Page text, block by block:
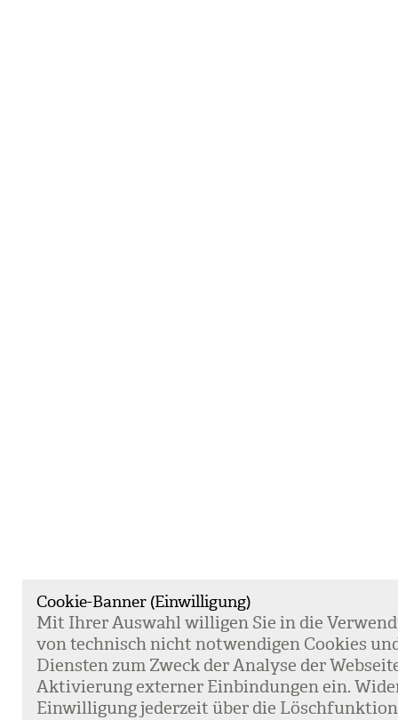
Cookie-Banner (Einwilligung)
Mit Ihrer Aus­wahl wil­li­gen Sie in die
von tech­nisch nicht not­wen­di­gen Coo­kies
Diens­ten zum Zweck der Ana­lyse der
Akti­vie­rung exter­ner Ein­bin­dun­gen ein.
Ein­wil­li­gung jeder­zeit über die